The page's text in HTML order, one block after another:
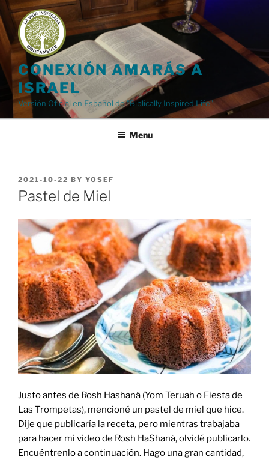
Skip
to
content
CONEXIÓN AMARÁS A
ISRAEL
Versión Oficial en Español de "Biblically Inspired Life"
Menu
POSTED
ON
2021-10-22 BY YOSEF
Pastel de Miel
Justo antes de Rosh Hashaná (Yom Teruah o Fiesta de
Las Trompetas), mencioné un pastel de miel que hice.
Dije que publicaría la receta, pero mientras trabajaba
para hacer mi video de Rosh HaShaná, olvidé publicarlo.
Encuéntrenlo a continuación. Hago una gran cantidad,